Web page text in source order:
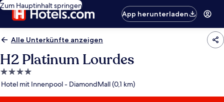
Zum Hauptinhalt springen
App herunterladen
Alle Unterkünfte anzeigen
H2 Platinum Lourdes
4.0-
Sterne-
Hotel mit Innenpool - DiamondMall (0,1 km)